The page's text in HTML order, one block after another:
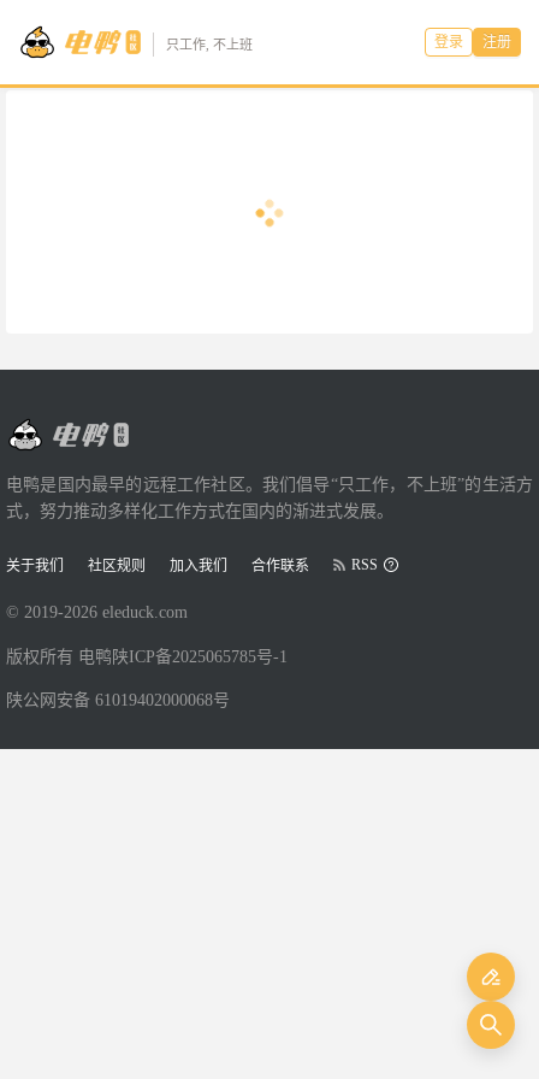
只工作, 不上班 登录 注册
电鸭是国内最早的远程工作社区。我们倡导“只工作，不上班”的生活方
式，努力推动多样化工作方式在国内的渐进式发展。
关于我们 社区规则 加入我们 合作联系 RSS
© 2019-2026 eleduck.com
版权所有 电鸭 陕ICP备2025065785号-1
陕公网安备 61019402000068号